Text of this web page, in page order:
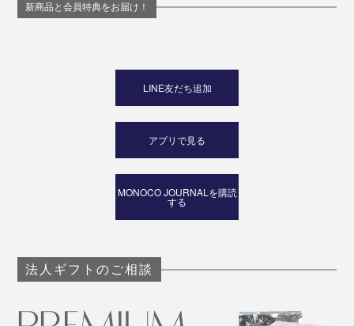
新商品と会員特典をお届け！
LINE友だち追加
アプリで見る
MONOCO JOURNALを購読
する
法人ギフトのご相談